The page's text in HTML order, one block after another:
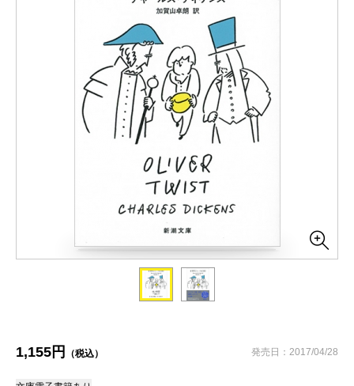
1,155円 （税込） 発売日：2017/04/28